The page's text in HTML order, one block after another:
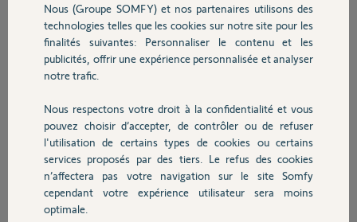
Sécurité
Domotique
Chauffage
Autres produits
Jacky R.
il y a environ 9 ans
Participer au fil de discussion
Réponses
Bonjour,
Essayez de déprogrammer la télécommande par appui long de plus de 5s
sur le bouton "prog",
puis reprenez tout depuis le début.
Nous (Groupe SOMFY) et nos partenaires utilisons des
technologies telles que les cookies sur notre site pour les
finalités suivantes: Personnaliser le contenu et les
publicités, offrir une expérience personnalisée et analyser
notre trafic.
Nous respectons votre droit à la confidentialité et vous
pouvez choisir d’accepter, de contrôler ou de refuser
l'utilisation de certains types de cookies ou certains
services proposés par des tiers. Le refus des cookies
n’affectera pas votre navigation sur le site Somfy
cependant votre expérience utilisateur sera moins
optimale.